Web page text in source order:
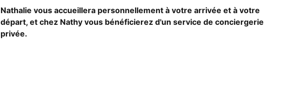
Nathalie vous accueillera personnellement à votre arrivée et à votre
départ, et chez Nathy vous bénéficierez d'un service de conciergerie
privée.